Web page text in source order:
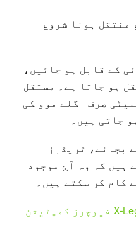
منتقل ہونا شروع
کے قابل ہو جائیں،
ہو جاتا ہے۔ مستقل
صرف اگلے موو کی
جاتی ہیں۔
بجائے، ٹریڈرز
ہیں کہ وہ آج موجود
کام کر سکتے ہیں۔
XT کی X-Legends فیوچرز کمپٹیشن